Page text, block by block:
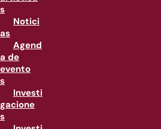
s
Notici
as
Agend
a de
evento
s
Investi
gacione
s